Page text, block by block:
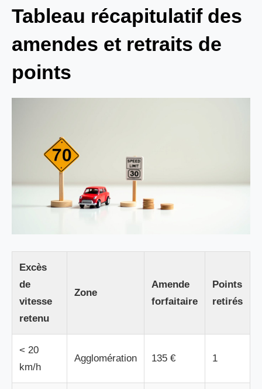
Tableau récapitulatif des
amendes et retraits de
points
Excès
de
vitesse
retenu
Zone
Amende
forfaitaire
Points
retirés
< 20
km/h
Agglomération 135 € 1